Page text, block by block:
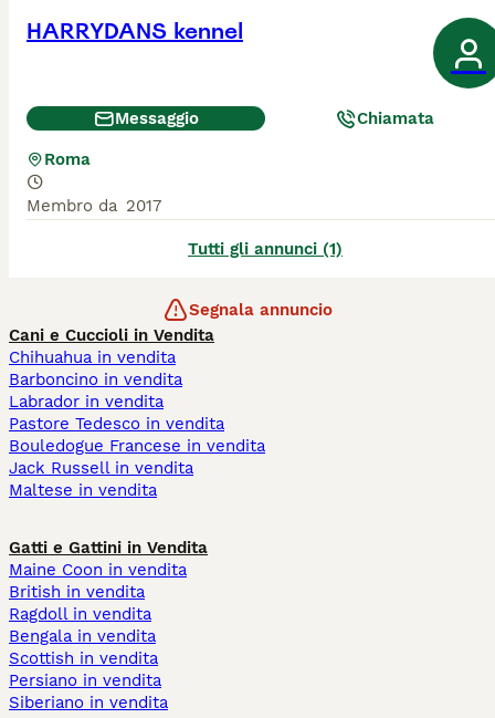
HARRYDANS kennel
Messaggio Chiamata
Roma
Membro da 2017
Tutti gli annunci (1)
Segnala annuncio
Cani e Cuccioli in Vendita
Chihuahua in vendita
Barboncino in vendita
Labrador in vendita
Pastore Tedesco in vendita
Bouledogue Francese in vendita
Jack Russell in vendita
Maltese in vendita
Gatti e Gattini in Vendita
Maine Coon in vendita
British in vendita
Ragdoll in vendita
Bengala in vendita
Scottish in vendita
Persiano in vendita
Siberiano in vendita